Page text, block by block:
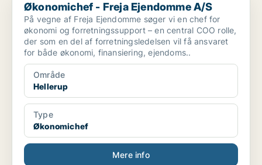
Økonomichef - Freja Ejendomme A/S
På vegne af Freja Ejendomme søger vi en chef for
økonomi og forretningssupport – en central COO rolle,
der som en del af forretningsledelsen vil få ansvaret
for både økonomi, finansiering, ejendoms..
Område
Hellerup
Type
Økonomichef
Mere info